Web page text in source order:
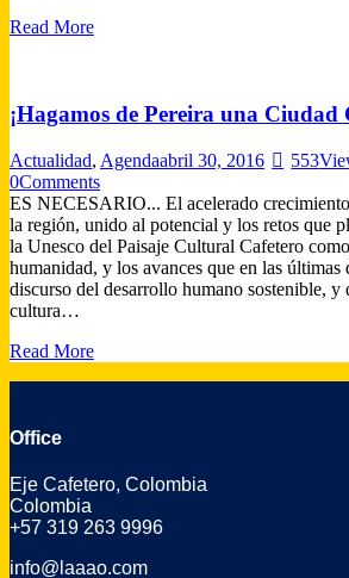
Read More
¡Hagamos de Pereira una Ciudad
Actualidad, Agendaabril 30, 2016 553
0Comments
ES NECESARIO... El acelerado
la región, unido al potencial y los retos que
la Unesco del Paisaje Cultural Cafetero
humanidad, y los avances que en las últimas
discurso del desarrollo humano sostenible, y
cultura…
Read More
Office
Eje Cafetero, Colombia
Colombia
+57 319 263 9996
info@laaao.com